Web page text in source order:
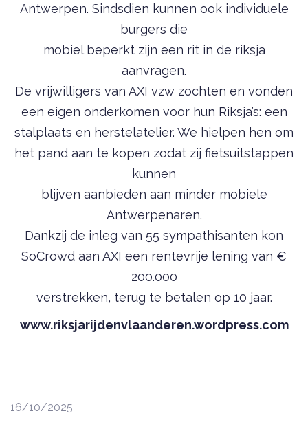
Antwerpen. Sindsdien kunnen ook individuele
burgers die
mobiel beperkt zijn een rit in de riksja
aanvragen.
De vrijwilligers van AXI vzw zochten en vonden
een eigen onderkomen voor hun Riksja’s: een
stalplaats en herstelatelier. We hielpen hen om
het pand aan te kopen zodat zij fietsuitstappen
kunnen
blijven aanbieden aan minder mobiele
Antwerpenaren.
Dankzij de inleg van 55 sympathisanten kon
SoCrowd aan AXI een rentevrije lening van €
200.000
verstrekken, terug te betalen op 10 jaar.
www.riksjarijdenvlaanderen.wordpress.com
16/10/2025